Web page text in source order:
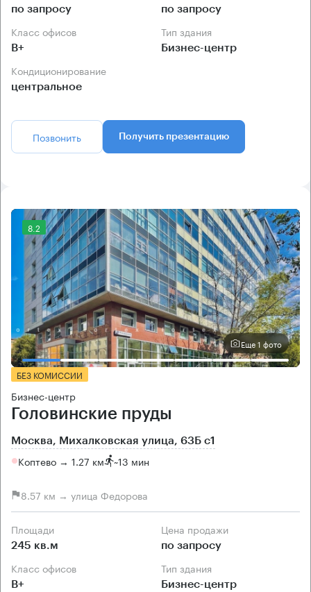
по запросу по запросу
Класс офисов
B+
Тип здания
Бизнес-центр
Кондиционирование
центральное
Позвонить Получить презентацию
8.2
Еще 1 фото
БЕЗ КОМИССИИ
Бизнес-центр
Головинские пруды
Москва, Михалковская улица, 63Б с1
Коптево → 1.27 км ~13 мин
8.57 км → улица Федорова
Площади
245 кв.м
Цена продажи
по запросу
Класс офисов
B+
Тип здания
Бизнес-центр